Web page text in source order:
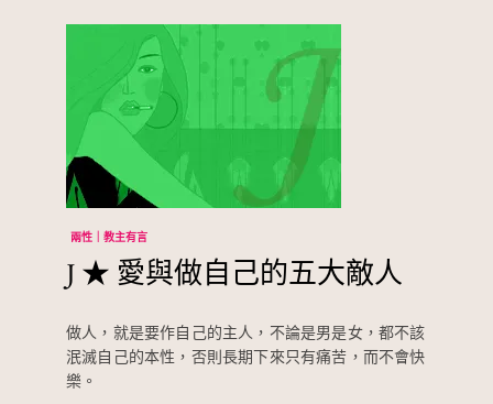
兩性｜教主有言
J ★ 愛與做自己的五大敵人
做人，就是要作自己的主人，不論是男是女，都不該
泯滅自己的本性，否則長期下來只有痛苦，而不會快
樂。